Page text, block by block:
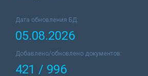
Дата обновления БД:
05.08.2026
Добавлено/обновлено документов:
421 / 996